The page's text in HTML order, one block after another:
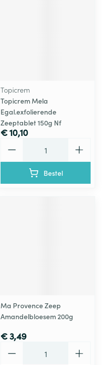
Topicrem
Topicrem Mela
Egal.exfolierende
Zeeptablet 150g Nf
€ 10,10
Bestel
Ma Provence Zeep
Amandelbloesem 200g
€ 3,49